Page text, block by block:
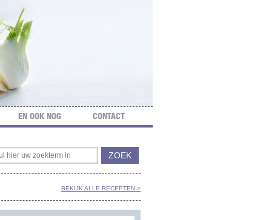
EN OOK NOG CONTACT
BEKIJK ALLE RECEPTEN >